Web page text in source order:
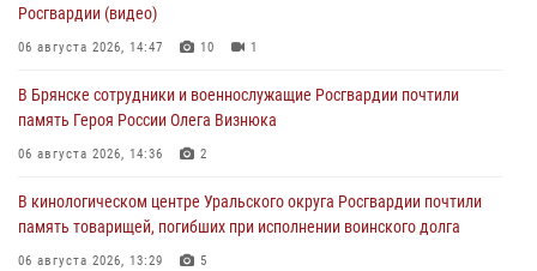
Росгвардии (видео)
06 августа 2026, 14:47 10 1
В Брянске сотрудники и военнослужащие Росгвардии почтили
память Героя России Олега Визнюка
06 августа 2026, 14:36 2
В кинологическом центре Уральского округа Росгвардии почтили
память товарищей, погибших при исполнении воинского долга
06 августа 2026, 13:29 5